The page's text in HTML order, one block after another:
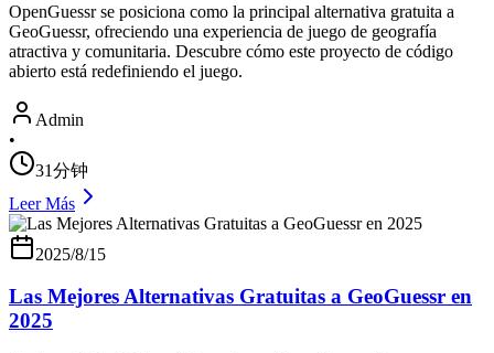
OpenGuessr se posiciona como la principal alternativa gratuita a
GeoGuessr, ofreciendo una experiencia de juego de geografía
atractiva y comunitaria. Descubre cómo este proyecto de código
abierto está redefiniendo el juego.
Admin
•
31分钟
Leer Más
2025/8/15
Las Mejores Alternativas Gratuitas a GeoGuessr en
2025